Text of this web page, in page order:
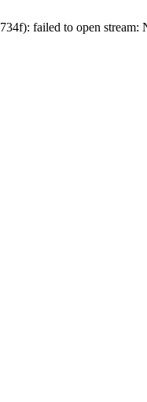
failed to open stream: